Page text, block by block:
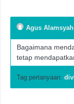
Agus Alamsyah
Bagaimana
tetap
Tag pertanyaan: